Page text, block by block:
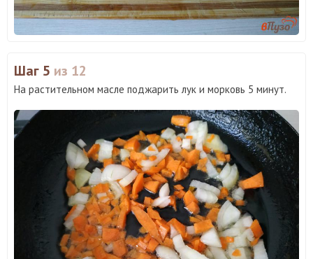
Шаг 5 из 12
На растительном масле поджарить лук и морковь 5 минут.